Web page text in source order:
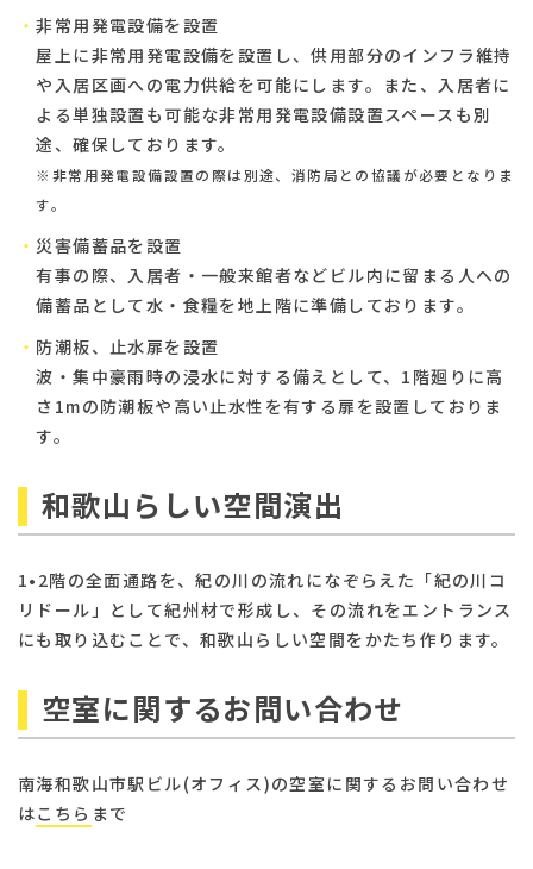
非常用発電設備を設置
屋上に非常用発電設備を設置し、供用部分のインフラ維持
や入居区画への電力供給を可能にします。また、入居者に
よる単独設置も可能な非常用発電設備設置スペースも別
途、確保しております。
※非常用発電設備設置の際は別途、消防局との協議が必要となりま
す。
災害備蓄品を設置
有事の際、入居者・一般来館者などビル内に留まる人への
備蓄品として水・食糧を地上階に準備しております。
防潮板、止水扉を設置
波・集中豪雨時の浸水に対する備えとして、1階廻りに高
さ1mの防潮板や高い止水性を有する扉を設置しておりま
す。
和歌山らしい空間演出
1•2階の全面通路を、紀の川の流れになぞらえた「紀の川コ
リドール」として紀州材で形成し、その流れをエントランス
にも取り込むことで、和歌山らしい空間をかたち作ります。
空室に関するお問い合わせ
南海和歌山市駅ビル(オフィス)の空室に関するお問い合わせ
はこちら まで